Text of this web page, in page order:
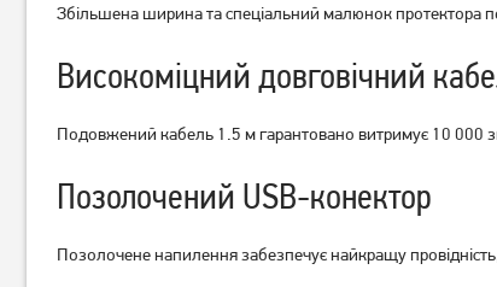
Збільшена ширина та спеціальний малюнок протектора
Високоміцний довговічний
Подовжений кабель 1.5 м гарантовано витримує 10 000
Позолочений USB-конектор
Позолочене напилення забезпечує найкращу